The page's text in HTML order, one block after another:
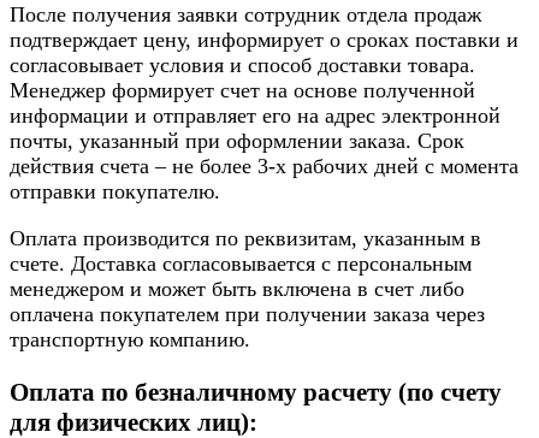
После получения заявки сотрудник отдела продаж
подтверждает цену, информирует о сроках поставки и
согласовывает условия и способ доставки товара.
Менеджер формирует счет на основе полученной
информации и отправляет его на адрес электронной
почты, указанный при оформлении заказа. Срок
действия счета – не более 3-х рабочих дней с момента
отправки покупателю.
Оплата производится по реквизитам, указанным в
счете. Доставка согласовывается с персональным
менеджером и может быть включена в счет либо
оплачена покупателем при получении заказа через
транспортную компанию.
Оплата по безналичному расчету (по счету
для физических лиц):